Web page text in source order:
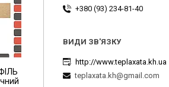
+380 (93) 234-81-40
http://www.teplaxata.kh.ua
teplaxata.kh@gmail.com